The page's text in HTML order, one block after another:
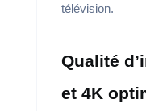
télévision.
Qualité
et 4K